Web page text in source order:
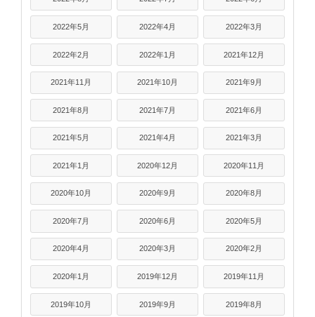
2022年5月 2022年4月 2022年3月
2022年2月 2022年1月 2021年12月
2021年11月 2021年10月 2021年9月
2021年8月 2021年7月 2021年6月
2021年5月 2021年4月 2021年3月
2021年1月 2020年12月 2020年11月
2020年10月 2020年9月 2020年8月
2020年7月 2020年6月 2020年5月
2020年4月 2020年3月 2020年2月
2020年1月 2019年12月 2019年11月
2019年10月 2019年9月 2019年8月